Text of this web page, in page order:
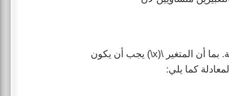
عند إيجاد قيّم المتغيرات في معادلة ما هذا يعني أنه تم حل المعادلة. بما أن المتغير \(x\) يجب أن يكون